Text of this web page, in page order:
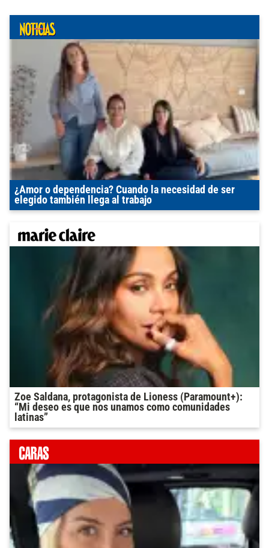
¿Amor o dependencia? Cuando la necesidad de ser
elegido también llega al trabajo
Zoe Saldana, protagonista de Lioness (Paramount+):
“Mi deseo es que nos unamos como comunidades
latinas”